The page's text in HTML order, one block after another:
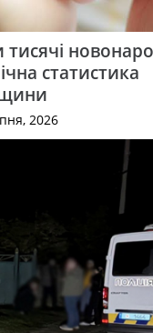
тисячі
статистика
2026